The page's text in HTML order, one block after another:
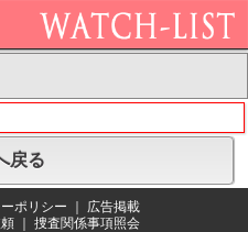
戻る
ポリシー
広告掲載
捜査関係事項照会